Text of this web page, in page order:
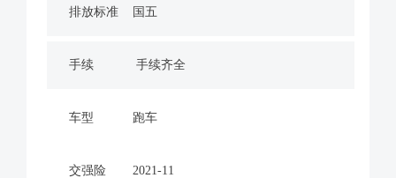
排放标准 国五
手续 手续齐全
车型 跑车
交强险 2021-11